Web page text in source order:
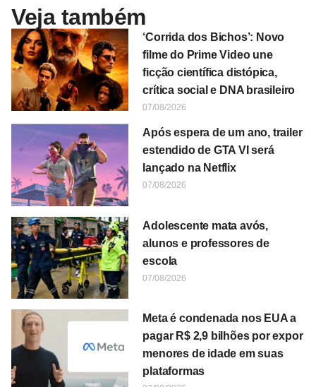
Veja também
‘Corrida dos Bichos’: Novo
filme do Prime Video une
ficção científica distópica,
crítica social e DNA brasileiro
07/08/2026
Após espera de um ano, trailer
estendido de GTA VI será
lançado na Netflix
07/08/2026
Adolescente mata avós,
alunos e professores de
escola
07/08/2026
Meta é condenada nos EUA a
pagar R$ 2,9 bilhões por expor
menores de idade em suas
plataformas